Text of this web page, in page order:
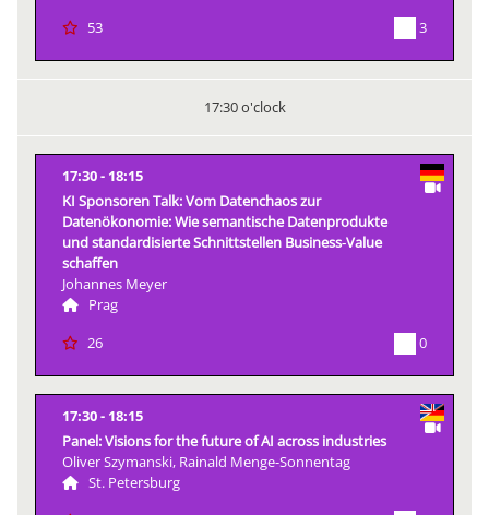
53
3
17:30 o'clock
17:30
18:15
KI Sponsoren Talk: Vom Datenchaos zur
Datenökonomie: Wie semantische Datenprodukte
und standardisierte Schnittstellen Business‑Value
schaffen
Johannes Meyer
Prag
26
0
17:30
18:15
Panel: Visions for the future of AI across industries
Oliver Szymanski, Rainald Menge-Sonnentag
St. Petersburg